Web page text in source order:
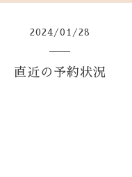
2024 /01 /28
直近の予約状況